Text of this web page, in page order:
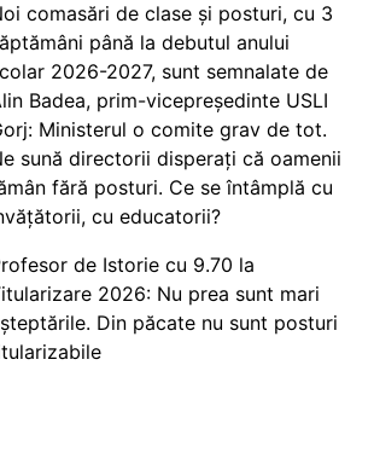
comasări de clase și posturi, cu 3
până la debutul anului
2026-2027, sunt semnalate de
Badea, prim-vicepreședinte USLI
Ministerul o comite grav de tot.
sună directorii disperați că oamenii
fără posturi. Ce se întâmplă cu
cu educatorii?
de Istorie cu 9.70 la
2026: Nu prea sunt mari
Din păcate nu sunt posturi